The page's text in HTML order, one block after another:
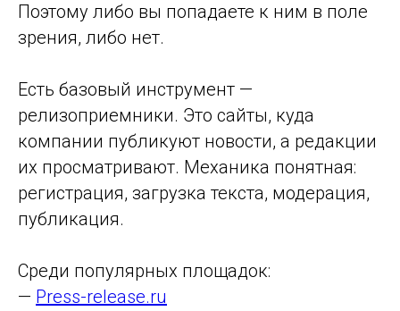
Поэтому либо вы попадаете к ним в поле
зрения, либо нет.
Есть базовый инструмент —
релизоприемники. Это сайты, куда
компании публикуют новости, а редакции
их просматривают. Механика понятная:
регистрация, загрузка текста, модерация,
публикация.
Среди популярных площадок:
— Press-release.ru